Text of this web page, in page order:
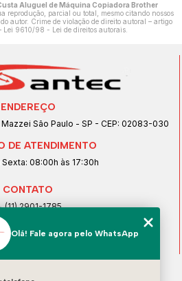
Aluguel de Máquina Copiadora Brother
reprodução, parcial ou total, mesmo citando nossos
autor. Crime de violação de direito autoral – artigo
Lei 9610/98 - Lei de direitos autorais
ENDEREÇO
São Paulo - SP - CEP: 02083-030
DE ATENDIMENTO
08:00h às 17:30h
CONTATO
(11) 2901-1785
(11) 99239-1832
Olá! Fale agora pelo WhatsApp